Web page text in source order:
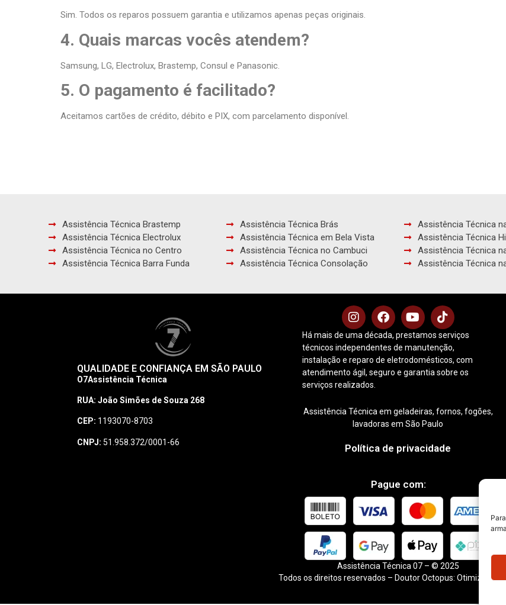
Sim. Todos os reparos possuem garantia e utilizamos apenas peças originais.
4. Quais marcas vocês atendem?
Samsung, LG, Electrolux, Brastemp, Consul e Panasonic.
5. O pagamento é facilitado?
Aceitamos cartões de crédito, débito e PIX, com parcelamento disponível.
Assistência Técnica Brastemp
Assistência Técnica Electrolux
Assistência Técnica no Centro
Assistência Técnica Barra Funda
Assistência Técnica Brás
Assistência Técnica em Bela Vista
Assistência Técnica no Cambuci
Assistência Técnica Consolação
Assistência Técnica
Assistência Técnica
Assistência Técnica
Assistência Técnica
QUALIDADE E CONFIANÇA EM SÃO PAULO
O7Assistência Técnica
RUA: João Simões de Souza 268
CEP: 1193070-8703
CNPJ: 51.958.372/0001-66
Há mais de uma década, prestamos serviços
técnicos independentes de manutenção,
instalação e reparo de eletrodomésticos, com
atendimento ágil, seguro e garantia sobre os
serviços realizados.
Assistência Técnica em geladeiras, fornos, fogões,
lavadoras em São Paulo
Política de privacidade
Pague com:
Assistência Técnica 07 – © 2025
Todos os direitos reservados – Doutor Octopus: Otimização